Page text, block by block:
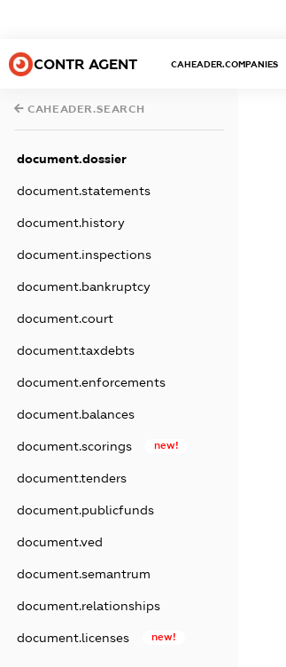
CONTR AGENT CAHEADER.COMPANIES
CAHEADER.SEARCH
document.dossier
document.statements
document.history
document.inspections
document.bankruptcy
document.court
document.taxdebts
document.enforcements
document.balances
document.scorings new!
document.tenders
document.publicfunds
document.ved
document.semantrum
document.relationships
document.licenses new!